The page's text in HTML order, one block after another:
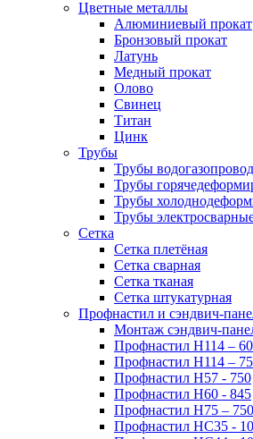
Цветные металлы
Алюминиевый прокат
Бронзовый прокат
Латунь
Медный прокат
Олово
Свинец
Титан
Цинк
Трубы
Трубы
Трубы
Трубы
Трубы
Сетка
Сетка плетёная
Сетка сварная
Сетка тканая
Сетка штукатурная
Профнастил и сэндвич-
Монтаж сэндвич-
Профнастил Н114 –
Профнастил Н114 –
Профнастил Н57 - 750
Профнастил Н60 - 845
Профнастил Н75 – 750
Профнастил НС35 -